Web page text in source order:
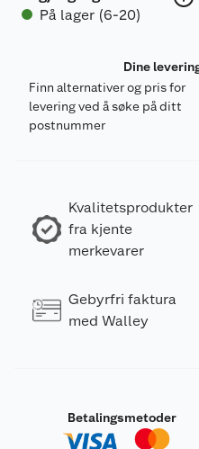
På lager (6-20)
Dine
Finn alternativer og pris for
levering ved å søke på ditt
postnummer
Kvalitetsprodukter
fra kjente
merkevarer
Gebyrfri faktura
med Walley
Betalingsmetoder